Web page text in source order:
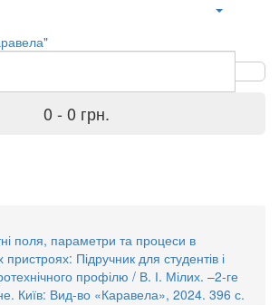
0 - 0 грн.
поля, параметри та процеси в
пристроях: Підручник для студентів і
профілю / В. І. Мілих. –2-ге
Київ: Вид-во «Каравела», 2024. 396 с.